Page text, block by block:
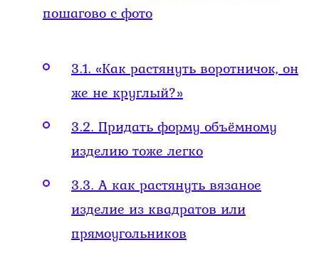
пошагово с фото
3.1. «Как растянуть воротничок, он
же не круглый?»
3.2. Придать форму объёмному
изделию тоже легко
3.3. А как растянуть вязаное
изделие из квадратов или
прямоугольников